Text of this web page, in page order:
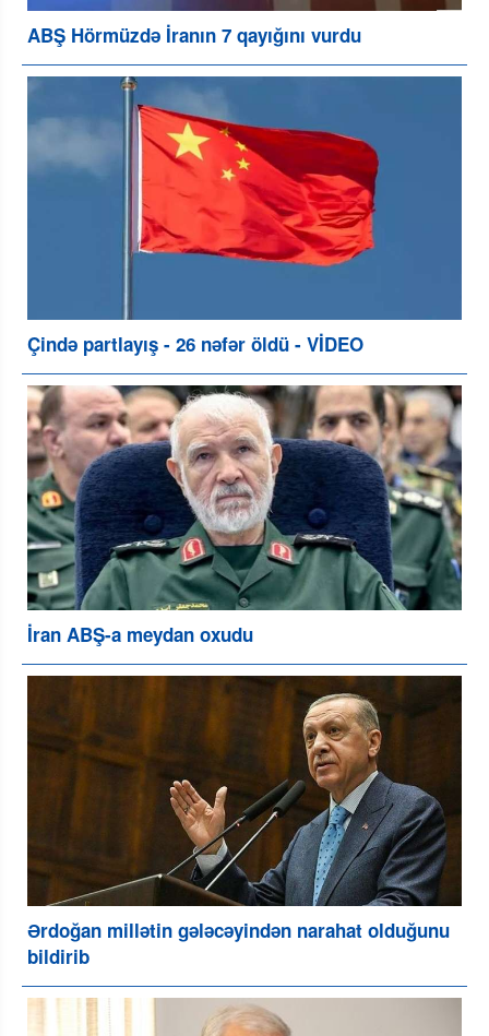
ABŞ Hörmüzdə İranın 7 qayığını vurdu
Çində partlayış - 26 nəfər öldü - VİDEO
İran ABŞ-a meydan oxudu
Ərdoğan millətin gələcəyindən narahat olduğunu
bildirib